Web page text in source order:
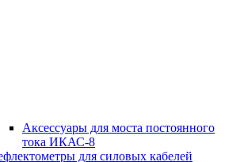
Аксессуары для моста постоянного
тока ИКАС-8
для силовых кабелей